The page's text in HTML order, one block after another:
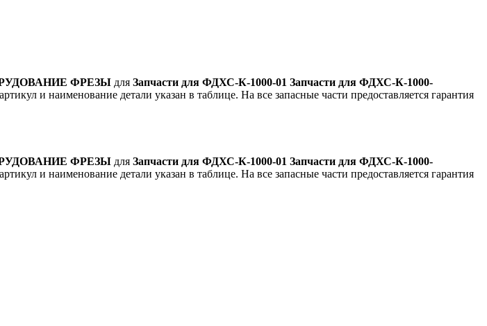
ФРЕЗЫ для Запчасти для ФДХС-К-1000-01 Запчасти для ФДХС-К-1000-
и наименование детали указан в таблице. На все запасные части предоставляется гарантия
ФРЕЗЫ для Запчасти для ФДХС-К-1000-01 Запчасти для ФДХС-К-1000-
и наименование детали указан в таблице. На все запасные части предоставляется гарантия